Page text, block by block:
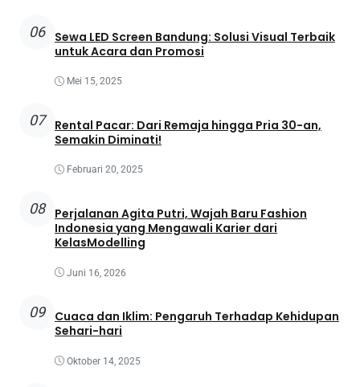
06
Sewa LED Screen Bandung: Solusi Visual Terbaik
untuk Acara dan Promosi
Mei 15, 2025
07
Rental Pacar: Dari Remaja hingga Pria 30-an,
Semakin Diminati!
Februari 20, 2025
08
Perjalanan Agita Putri, Wajah Baru Fashion
Indonesia yang Mengawali Karier dari
KelasModelling
Juni 16, 2026
09
Cuaca dan Iklim: Pengaruh Terhadap Kehidupan
Sehari-hari
Oktober 14, 2025